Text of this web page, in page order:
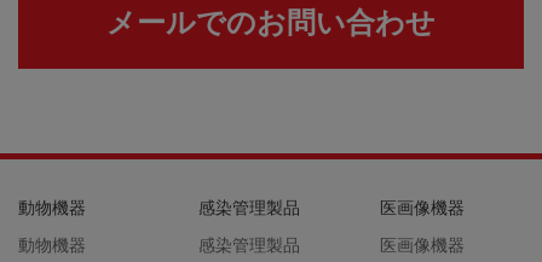
メールでのお問い合わせ
動物機器
動物機器
感染管理製品
感染管理製品
医画像機器
医画像機器